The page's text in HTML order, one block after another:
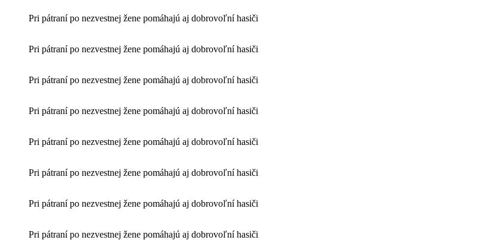
Pri pátraní po nezvestnej žene pomáhajú aj dobrovoľní hasiči
Pri pátraní po nezvestnej žene pomáhajú aj dobrovoľní hasiči
Pri pátraní po nezvestnej žene pomáhajú aj dobrovoľní hasiči
Pri pátraní po nezvestnej žene pomáhajú aj dobrovoľní hasiči
Pri pátraní po nezvestnej žene pomáhajú aj dobrovoľní hasiči
Pri pátraní po nezvestnej žene pomáhajú aj dobrovoľní hasiči
Pri pátraní po nezvestnej žene pomáhajú aj dobrovoľní hasiči
Pri pátraní po nezvestnej žene pomáhajú aj dobrovoľní hasiči